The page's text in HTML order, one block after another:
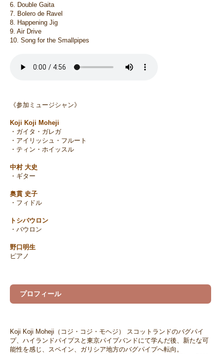
6. Double Gaita
7. Bolero de Ravel
8. Happening Jig
9. Air Drive
10. Song for the Smallpipes
《参加ミュージシャン》
Koji Koji Moheji
・ガイタ・ガレガ
・アイリッシュ・フルート
・ティン・ホイッスル
中村 大史
・ギター
奥貫 史子
・フィドル
トシバウロン
・バウロン
野口明生
ピアノ
プロフィール
Koji Koji Moheji（コジ・コジ・モヘジ） スコットランドのバグパイ
プ、ハイランドパイプスと東京パイプバンドにて学んだ後、新たな可
能性を感じ、スペイン、ガリシア地方のバグパイプへ転向。